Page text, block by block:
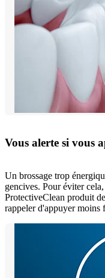
Vous alerte si vous
Un brossage trop
gencives. Pour éviter
ProtectiveClean produit
rappeler d'appuyer moins